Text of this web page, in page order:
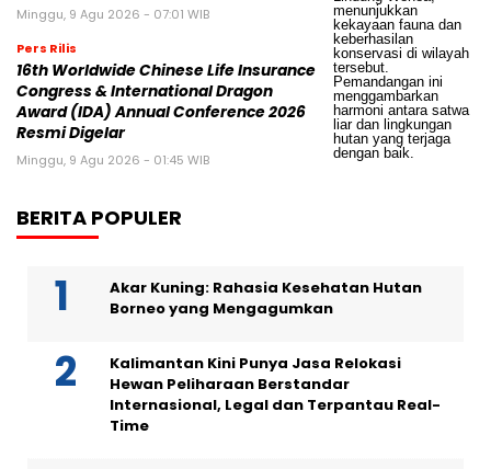
Minggu, 9 Agu 2026 - 07:01 WIB
Pers Rilis
16th Worldwide Chinese Life Insurance
Congress & International Dragon
Award (IDA) Annual Conference 2026
Resmi Digelar
Minggu, 9 Agu 2026 - 01:45 WIB
BERITA POPULER
Akar Kuning: Rahasia Kesehatan Hutan
Borneo yang Mengagumkan
Kalimantan Kini Punya Jasa Relokasi
Hewan Peliharaan Berstandar
Internasional, Legal dan Terpantau Real-
Time